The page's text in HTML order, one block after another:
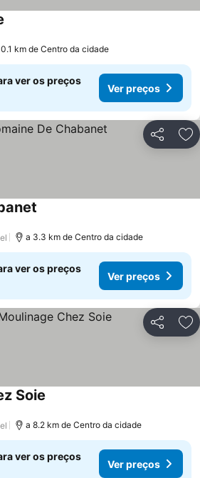
km de Centro da cidade
ver os preços
Ver preços
Partilhar
a 3.3 km de Centro da cidade
ver os preços
Ver preços
Partilhar
Soie
a 8.2 km de Centro da cidade
ver os preços
Ver preços